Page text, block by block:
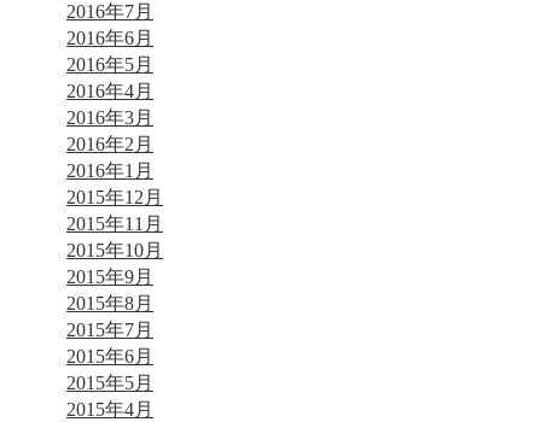
2016年7月
2016年6月
2016年5月
2016年4月
2016年3月
2016年2月
2016年1月
2015年12月
2015年11月
2015年10月
2015年9月
2015年8月
2015年7月
2015年6月
2015年5月
2015年4月